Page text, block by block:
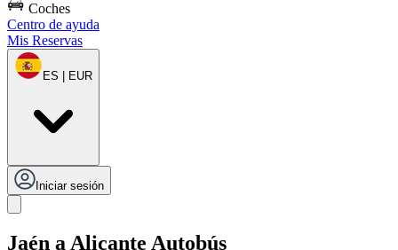
Coches
Centro de ayuda
Mis Reservas
ES | EUR
Iniciar sesión
Jaén a Alicante Autobús